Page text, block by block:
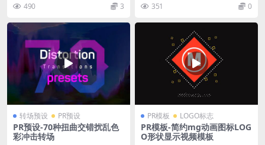
490 3 351 0
转场预设 PR预设
PR预设-70种扭曲交错扰乱色
彩冲击转场
PR模板 LOGO标志
PR模板-简约mg动画图标LOG
O形状显示视频模板